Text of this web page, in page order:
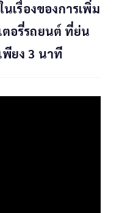
เรื่องของการเพิ่ม
อรี่รถยนต์ ที่ย่น
พียง 3 นาที